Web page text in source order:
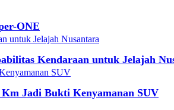
ONE
Kendaraan untuk Jelajah
Jadi Bukti Kenyamanan SUV